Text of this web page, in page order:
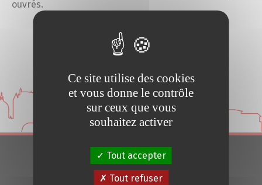
Analyse de vos besoins
Conseils et Astuces
Devis en 24H
Notre métier
ouvrés.
Ajouter au devis
Ce site utilise des cookies
et vous donne le contrôle
sur ceux que vous
souhaitez activer
Tout accepter
Tout refuser